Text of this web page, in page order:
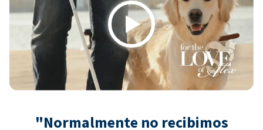
Play
"Normalmente no recibimos